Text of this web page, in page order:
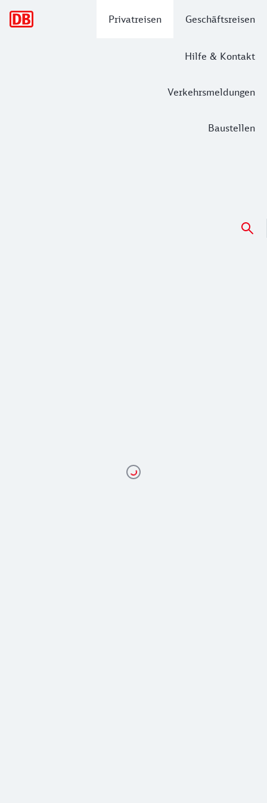
Privatreisen Geschäftsreisen
Hilfe & Kontakt
Verkehrsmeldungen
Baustellen